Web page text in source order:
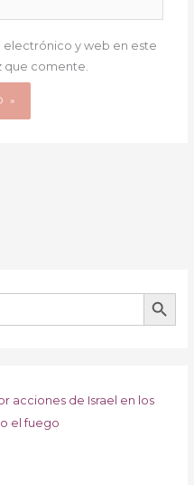
y web en este
que comente.
BOTÓN DE
acciones de Israel en los
el fuego